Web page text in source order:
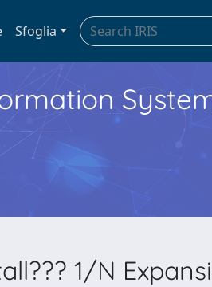
Sfoglia
1/N